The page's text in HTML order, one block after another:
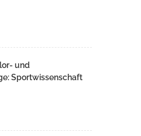
und
Sportwissenschaft